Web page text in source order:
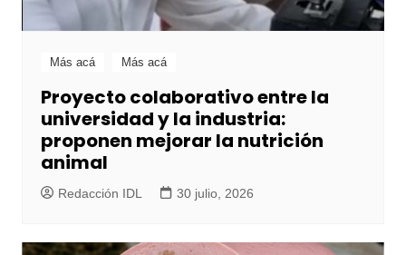
Más acá Más acá
Proyecto colaborativo entre la
universidad y la industria:
proponen mejorar la nutrición
animal
Redacción IDL 30 julio, 2026